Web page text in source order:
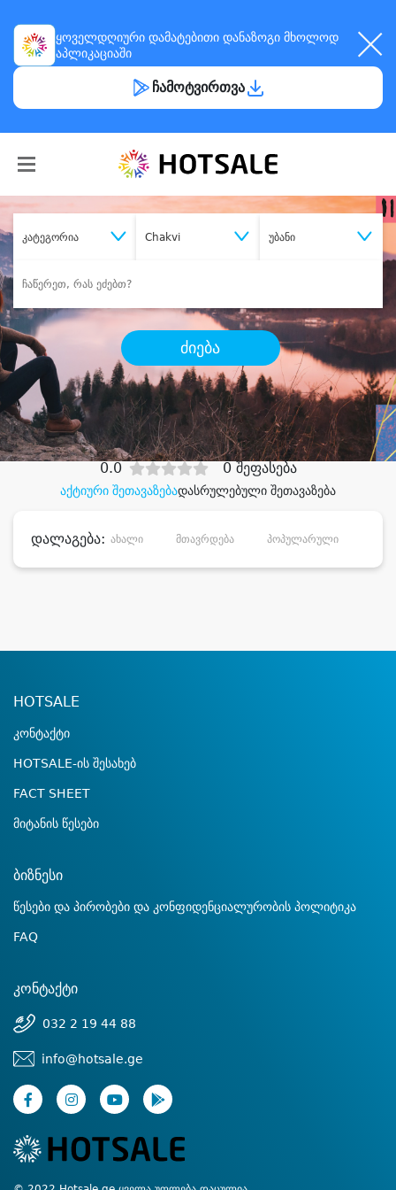
ყოველდღიური დამატებითი დანაზოგი მხოლოდ
აპლიკაციაში
ჩამოტვირთვა
კატეგორია Chakvi უბანი
ძიება
შეიძინესასურველი მომსახურება
დიდი დანაზოგით
აქტიური შეთავაზებადასრულებული შეთავაზება
0.0 0 შეფასება
დალაგება: ახალი მთავრდება პოპულარული
HOTSALE
კონტაქტი
HOTSALE-ის შესახებ
FACT SHEET
მიტანის წესები
ბიზნესი
წესები და პირობები და კონფიდენციალურობის პოლიტიკა
FAQ
კონტაქტი
032 2 19 44 88
info@hotsale.ge